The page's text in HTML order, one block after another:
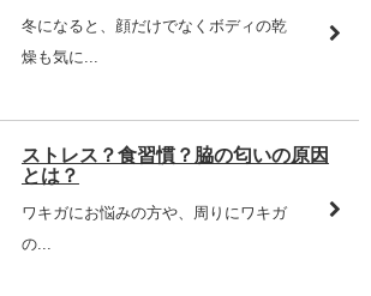
冬になると、顔だけでなくボディの乾
燥も気に...
ストレス？食習慣？脇の匂いの原因
とは？
ワキガにお悩みの方や、周りにワキガ
の...